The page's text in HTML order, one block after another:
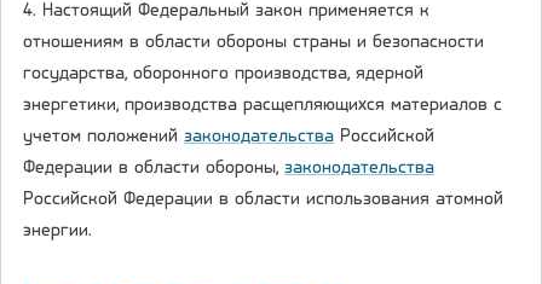
4. Настоящий Федеральный закон применяется к
отношениям в области обороны страны и безопасности
государства, оборонного производства, ядерной
энергетики, производства расщепляющихся материалов с
учетом положений законодательства Российской
Федерации в области обороны, законодательства
Российской Федерации в области использования атомной
энергии.